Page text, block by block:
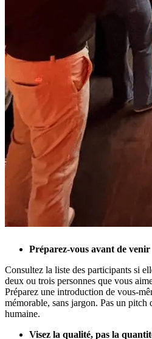
Préparez-vous avant de venir
Consultez la liste des participants si
deux ou trois personnes que vous
Préparez une introduction de vous-
mémorable, sans jargon. Pas un pitch
humaine.
Visez la qualité, pas la